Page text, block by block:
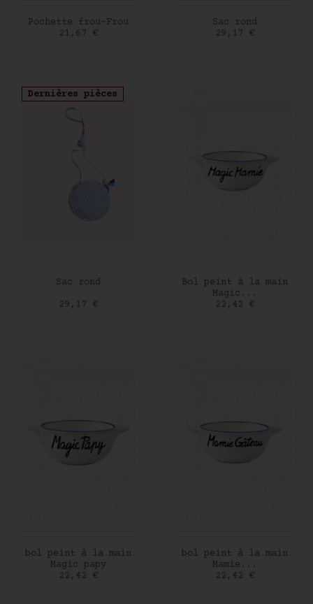
AJOUTER AU PANIER
Pochette frou-Frou
Prix
21,67 €
AJOUTER AU PANIER
Sac rond
Prix
29,17 €
Dernières pièces
AJOUTER AU PANIER
Sac rond
Prix
29,17 €
AJOUTER AU PANIER
Bol peint à la main
Magic...
Prix
22,42 €
AJOUTER AU PANIER
bol peint à la main
Magic papy
Prix
22,42 €
AJOUTER AU PANIER
bol peint à la main
Mamie...
Prix
22,42 €